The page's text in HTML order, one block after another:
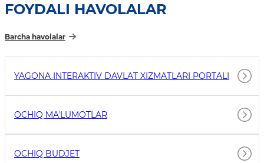
FOYDALI HAVOLALAR
Barcha havolalar
YAGONA INTERAKTIV DAVLAT XIZMATLARI PORTALI
OCHIQ MAʼLUMOTLAR
OCHIQ BUDJET